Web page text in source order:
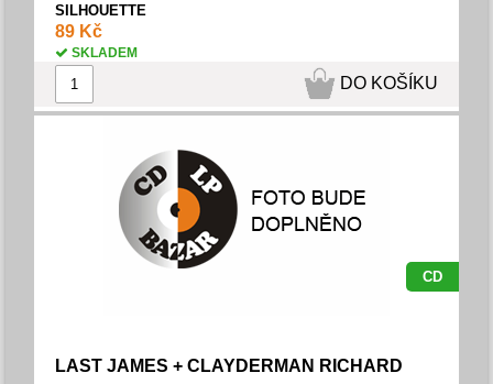
SILHOUETTE
89 Kč
SKLADEM
DO KOŠÍKU
CD
LAST JAMES + CLAYDERMAN RICHARD